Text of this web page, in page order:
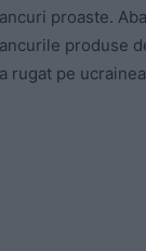
proaste.
produse
rugat pe